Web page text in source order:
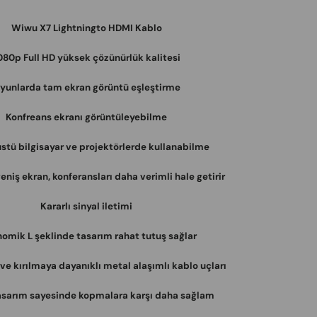
Wiwu X7 Lightningto HDMI Kablo
Full HD yüksek çözünürlük kalitesi
tam ekran görüntü eşleştirme
Konfreans ekranı görüntüleyebilme
bilgisayar ve projektörlerde kullanabilme
ekran, konferansları daha verimli hale getirir
Kararlı sinyal iletimi
L şeklinde tasarım rahat tutuş sağlar
kırılmaya dayanıklı metal alaşımlı kablo uçları
sayesinde kopmalara karşı daha sağlam